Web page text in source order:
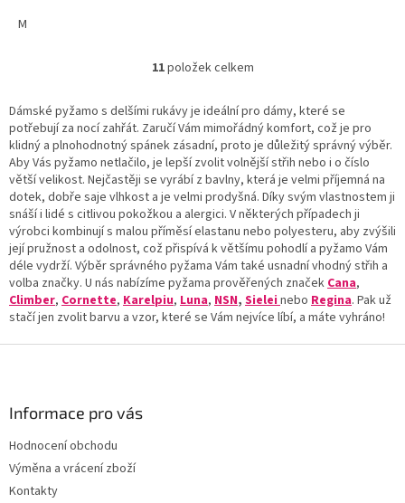
květinovým vzorem dobrou
M
O
l
á
d
a
c
í
p
r
v
k
y
v
ý
i
11položek celkem
Dámské pyžamo s delšími rukávy je ideální pro dámy, které se
potřebují za nocí zahřát. Zaručí Vám mimořádný komfort, což je pro
klidný a plnohodnotný spánek zásadní, proto je důležitý správný výběr.
Aby Vás pyžamo netlačilo, je lepší zvolit volnější střih nebo i o číslo
větší velikost. Nejčastěji se vyrábí z bavlny, která je velmi příjemná na
dotek, dobře saje vlhkost a je velmi prodyšná. Díky svým vlastnostem ji
snáší i lidé s citlivou pokožkou a alergici. V některých případech ji
výrobci kombinují s malou příměsí elastanu nebo polyesteru, aby zvýšili
její pružnost a odolnost, což přispívá k většímu pohodlí a pyžamo Vám
déle vydrží. Výběr správného pyžama Vám také usnadní vhodný střih a
volba značky. U nás nabízíme pyžama prověřených značek Cana,
Climber, Cornette, Karelpiu, Luna, NSN, Sielei nebo Regina. Pak už
stačí jen zvolit barvu a vzor, které se Vám nejvíce líbí, a máte vyhráno!
Informace pro vás
Hodnocení obchodu
Výměna a vrácení zboží
Kontakty